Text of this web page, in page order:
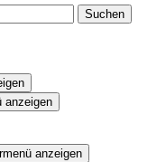
anzeigen
anzeigen